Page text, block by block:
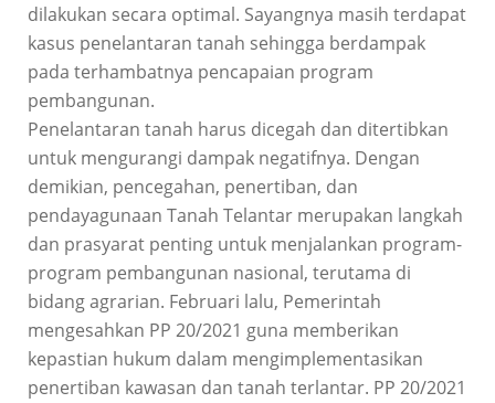
dilakukan secara optimal. Sayangnya masih terdapat
kasus penelantaran tanah sehingga berdampak
pada terhambatnya pencapaian program
pembangunan.
Penelantaran tanah harus dicegah dan ditertibkan
untuk mengurangi dampak negatifnya. Dengan
demikian, pencegahan, penertiban, dan
pendayagunaan Tanah Telantar merupakan langkah
dan prasyarat penting untuk menjalankan program-
program pembangunan nasional, terutama di
bidang agrarian. Februari lalu, Pemerintah
mengesahkan PP 20/2021 guna memberikan
kepastian hukum dalam mengimplementasikan
penertiban kawasan dan tanah terlantar. PP 20/2021